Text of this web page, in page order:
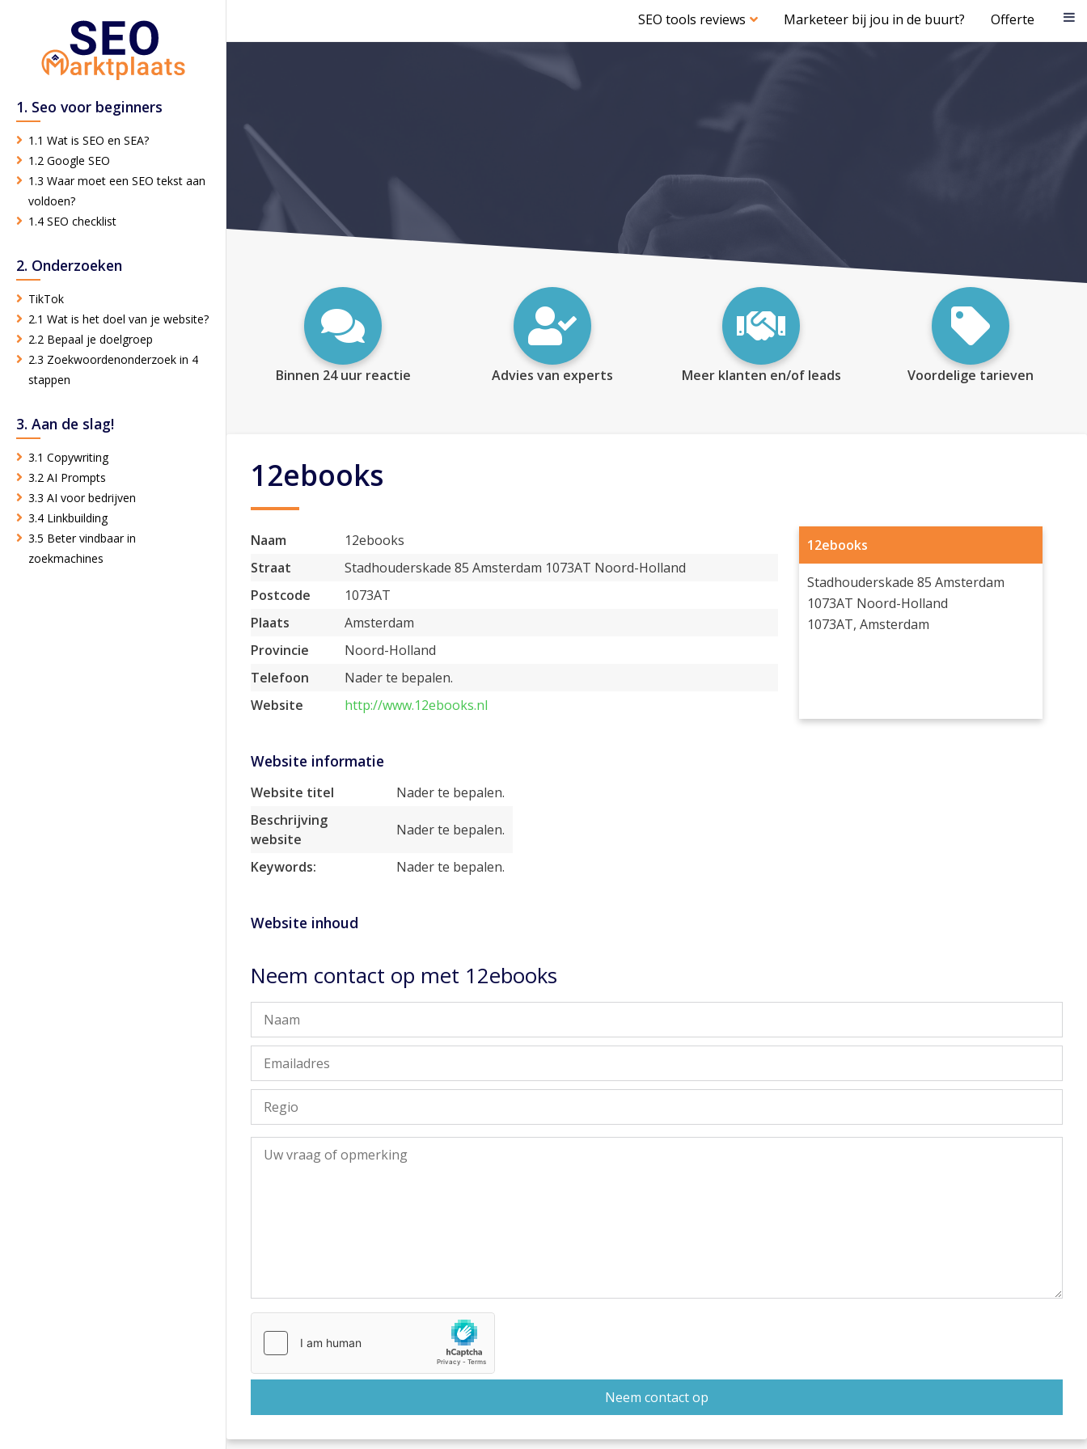
SEO tools reviews Marketeer bij jou in de buurt? Offerte
1. Seo voor beginners
1.1 Wat is SEO en SEA?
1.2 Google SEO
1.3 Waar moet een SEO tekst aan
voldoen?
1.4 SEO checklist
2. Onderzoeken
TikTok
2.1 Wat is het doel van je website?
2.2 Bepaal je doelgroep
2.3 Zoekwoordenonderzoek in 4
stappen
3. Aan de slag!
3.1 Copywriting
3.2 AI Prompts
3.3 AI voor bedrijven
3.4 Linkbuilding
3.5 Beter vindbaar in
zoekmachines
Binnen 24 uur reactie Advies van experts Meer klanten en/of leads Voordelige tarieven
12ebooks
Naam
12ebooks
Straat
Stadhouderskade 85 Amsterdam 1073AT Noord-Holland
Postcode
1073AT
Plaats
Amsterdam
Provincie
Noord-Holland
Telefoon
Nader te bepalen.
Website
http://www.12ebooks.nl
12ebooks
Stadhouderskade 85 Amsterdam
1073AT Noord-Holland
1073AT, Amsterdam
Website informatie
Website titel
Nader te bepalen.
Beschrijving
website
Nader te bepalen.
Keywords: Nader te bepalen.
Website inhoud
Neem contact op met 12ebooks